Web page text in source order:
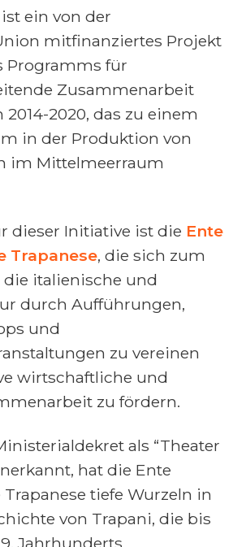
ist ein von der
mitfinanziertes Projekt
Programms für
Zusammenarbeit
2020, das zu einem
in der Produktion von
im Mittelmeerraum
dieser Initiative ist die Ente
Trapanese, die sich zum
die italienische und
durch Aufführungen,
und
zu vereinen
wirtschaftliche und
zu fördern.
als “Theater
hat die Ente
tiefe Wurzeln in
von Trapani, die bis